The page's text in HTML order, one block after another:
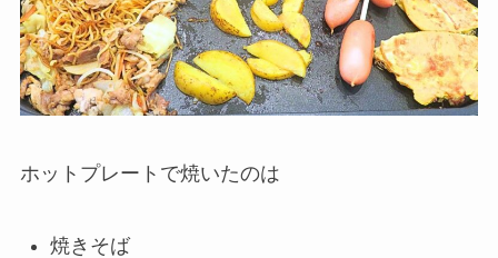
ホットプレートで焼いたのは
焼きそば